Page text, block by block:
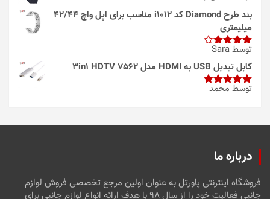
بند طرح Diamond کد i1012 مناسب برای اپل واچ 42/44
میلیمتری
امتیاز4
از 5
توسط Sara
کابل تبدیل USB به HDMI مدل 3in1 HDTV 7562
امتیاز5از
توسط محمد
درباره ما
فروشگاه اینترنتی پاورتل به عنوان اولین مرجع تخصصی فروش لوازم
جانبی فعالیت خود را از سال ۹۸ با هدف ارائه انواع لوازم جانبی برای